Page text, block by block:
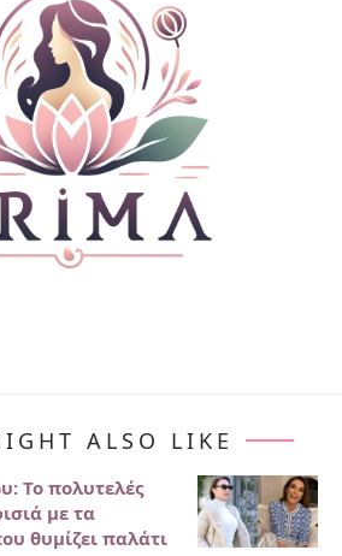
ALSO LIKE
Το πολυτελές
με τα
θυμίζει παλάτι